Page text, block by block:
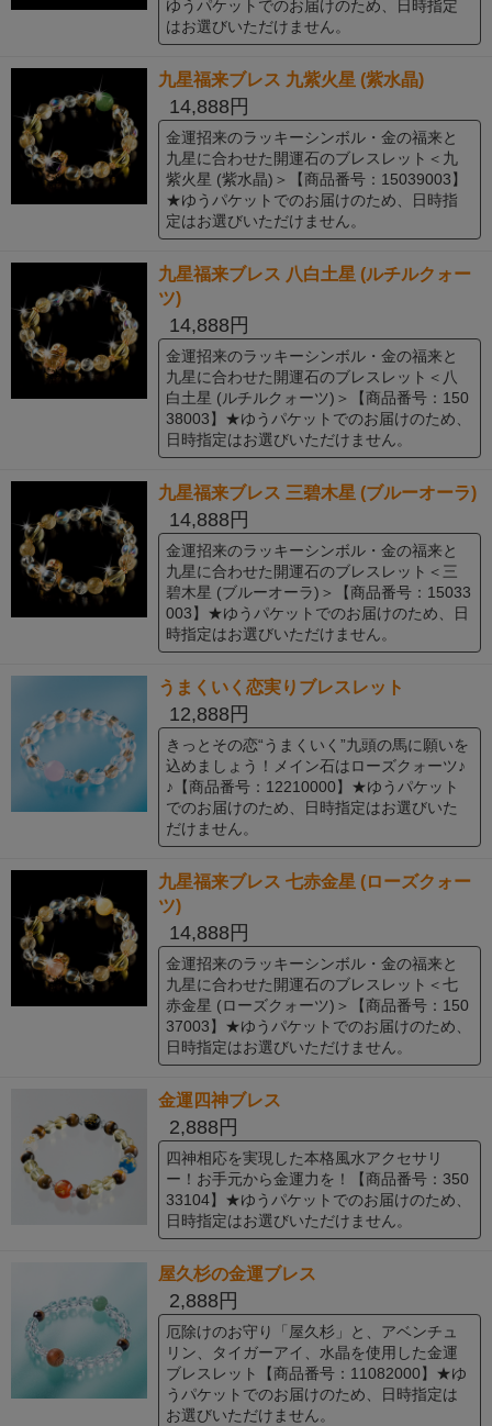
ゆうパケットでのお届けのため、日時指定
はお選びいただけません。
九星福来ブレス 九紫火星 (紫水晶)
14,888円
金運招来のラッキーシンボル・金の福来と
九星に合わせた開運石のブレスレット＜九
紫火星 (紫水晶)＞【商品番号：15039003】
★ゆうパケットでのお届けのため、日時指
定はお選びいただけません。
九星福来ブレス 八白土星 (ルチルクォー
ツ)
14,888円
金運招来のラッキーシンボル・金の福来と
九星に合わせた開運石のブレスレット＜八
白土星 (ルチルクォーツ)＞【商品番号：150
38003】★ゆうパケットでのお届けのため、
日時指定はお選びいただけません。
九星福来ブレス 三碧木星 (ブルーオーラ)
14,888円
金運招来のラッキーシンボル・金の福来と
九星に合わせた開運石のブレスレット＜三
碧木星 (ブルーオーラ)＞【商品番号：15033
003】★ゆうパケットでのお届けのため、日
時指定はお選びいただけません。
うまくいく恋実りブレスレット
12,888円
きっとその恋“うまくいく”九頭の馬に願いを
込めましょう！メイン石はローズクォーツ♪
♪【商品番号：12210000】★ゆうパケット
でのお届けのため、日時指定はお選びいた
だけません。
九星福来ブレス 七赤金星 (ローズクォー
ツ)
14,888円
金運招来のラッキーシンボル・金の福来と
九星に合わせた開運石のブレスレット＜七
赤金星 (ローズクォーツ)＞【商品番号：150
37003】★ゆうパケットでのお届けのため、
日時指定はお選びいただけません。
金運四神ブレス
2,888円
四神相応を実現した本格風水アクセサリ
ー！お手元から金運力を！【商品番号：350
33104】★ゆうパケットでのお届けのため、
日時指定はお選びいただけません。
屋久杉の金運ブレス
2,888円
厄除けのお守り「屋久杉」と、アベンチュ
リン、タイガーアイ、水晶を使用した金運
ブレスレット【商品番号：11082000】★ゆ
うパケットでのお届けのため、日時指定は
お選びいただけません。